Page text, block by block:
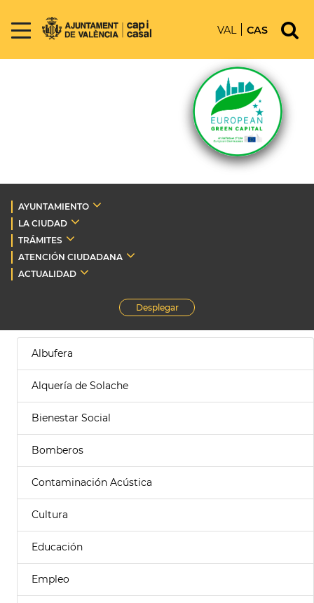
VAL CAS
AYUNTAMIENTO
LA CIUDAD
TRÁMITES
ATENCIÓN CIUDADANA
ACTUALIDAD
Desplegar
Albufera
Alquería de Solache
Bienestar Social
Bomberos
Contaminación Acústica
Cultura
Educación
Empleo